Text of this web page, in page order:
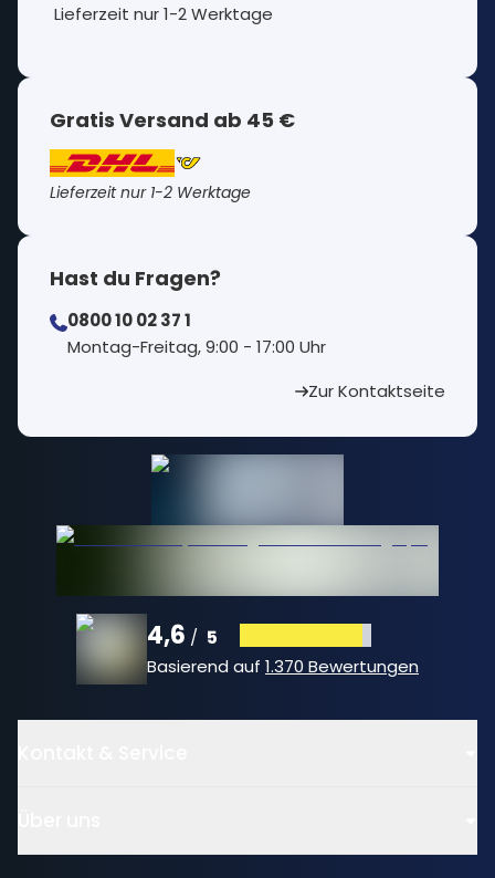
Lieferzeit nur 1-2 Werktage
Gratis Versand ab 45 €
Lieferzeit nur 1-2 Werktage
Hast du Fragen?
0800 10 02 37 1
⁠Montag-Freitag, 9:00 - 17:00 Uhr
Zur Kontaktseite
4,6 / 5
Basierend auf 1.370 Bewertungen